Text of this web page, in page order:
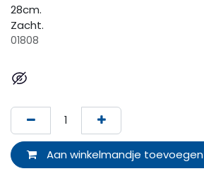
28cm.
Zacht.
01808
Aan winkelmandje toevoegen